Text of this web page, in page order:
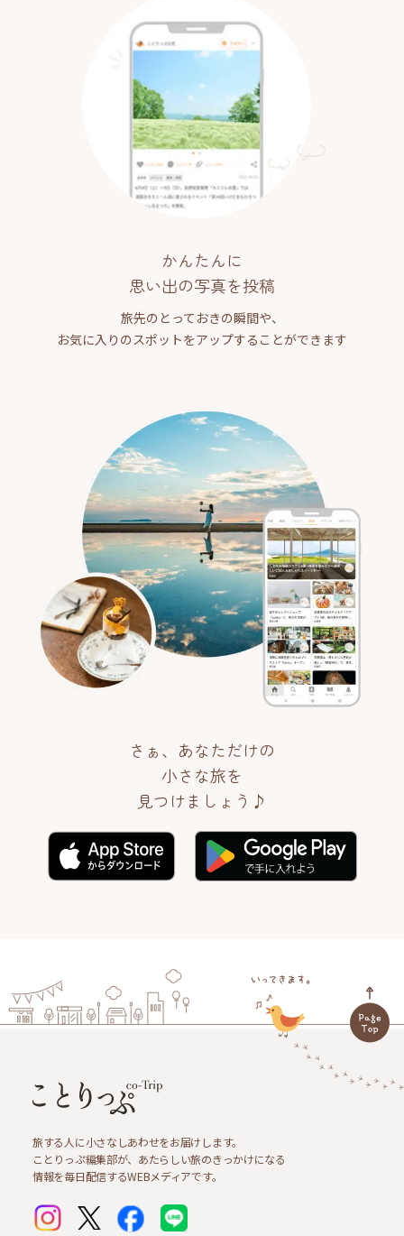
かんたんに
思い出の写真を投稿
旅先のとっておきの瞬間や、
お気に入りのスポットをアップすることができます
さぁ、あなただけの
小さな旅を
見つけましょう♪
旅する人に小さなしあわせをお届けします。
ことりっぷ編集部が、あたらしい旅のきっかけになる
情報を毎日配信するWEBメディアです。